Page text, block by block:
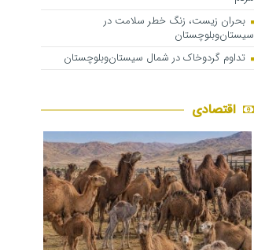
بحران زیست، زنگ خطر سلامت در
سیستان‌وبلوچستان
تداوم گردوخاک در شمال سیستان‌وبلوچستان
اقتصادی